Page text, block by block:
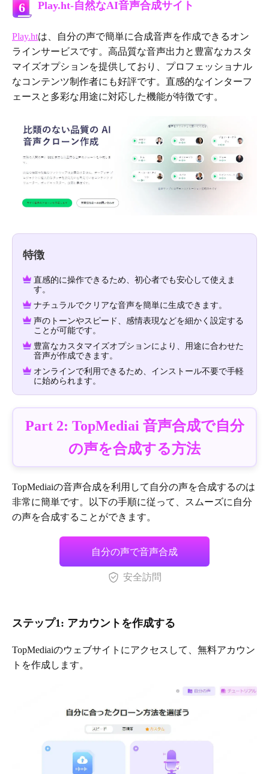
6 Play.ht-自然なAI音声合成サイト
Play.htは、自分の声で簡単に合成音声を作成できるオン
ラインサービスです。高品質な音声出力と豊富なカスタ
マイズオプションを提供しており、プロフェッショナル
なコンテンツ制作者にも好評です。直感的なインターフ
ェースと多彩な用途に対応した機能が特徴です。
特徴
直感的に操作できるため、初心者でも安心して使えま
す。
ナチュラルでクリアな音声を簡単に生成できます。
声のトーンやスピード、感情表現などを細かく設定する
ことが可能です。
豊富なカスタマイズオプションにより、用途に合わせた
音声が作成できます。
オンラインで利用できるため、インストール不要で手軽
に始められます。
Part 2: TopMediai 音声合成で自分
の声を合成する方法
TopMediaiの音声合成を利用して自分の声を合成するのは
非常に簡単です。以下の手順に従って、スムーズに自分
の声を合成することができます。
自分の声で音声合成
安全訪問
ステップ1: アカウントを作成する
TopMediaiのウェブサイトにアクセスして、無料アカウン
トを作成します。